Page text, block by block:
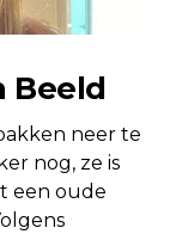
Beeld
neer te
nog, ze is
een oude